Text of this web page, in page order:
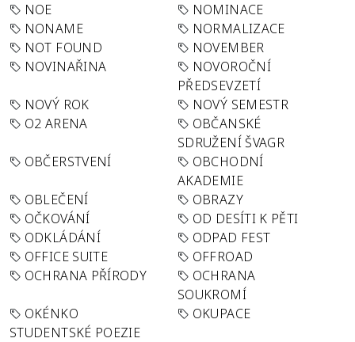
NOE
NOMINACE
NONAME
NORMALIZACE
NOT FOUND
NOVEMBER
NOVINAŘINA
NOVOROČNÍ
PŘEDSEVZETÍ
NOVÝ ROK
NOVÝ SEMESTR
O2 ARENA
OBČANSKÉ
SDRUŽENÍ ŠVAGR
OBČERSTVENÍ
OBCHODNÍ
AKADEMIE
OBLEČENÍ
OBRAZY
OČKOVÁNÍ
OD DESÍTI K PĚTI
ODKLÁDÁNÍ
ODPAD FEST
OFFICE SUITE
OFFROAD
OCHRANA PŘÍRODY
OCHRANA
SOUKROMÍ
OKÉNKO
STUDENTSKÉ POEZIE
OKUPACE